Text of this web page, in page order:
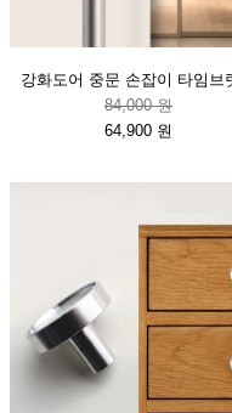
강화도어 중문 손잡이 타임브
84,000 원
64,900 원